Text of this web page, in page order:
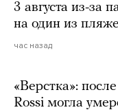
3 августа из-за
на один из
час назад
«Верстка»:
Rossi могла